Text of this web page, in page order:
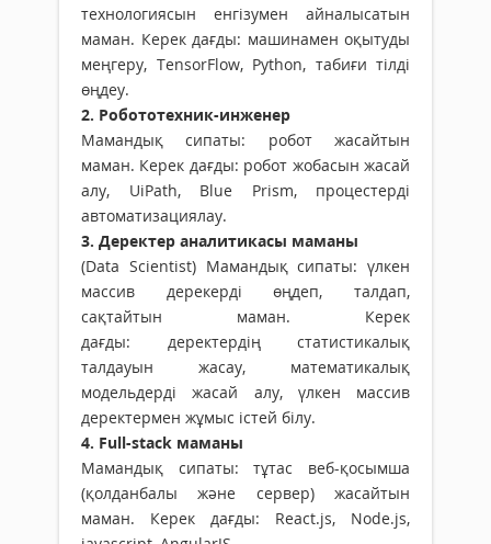
технологиясын енгізумен айналысатын
маман. Керек дағды: машинамен оқытуды
меңгеру, TensorFlow, Python, табиғи тілді
өңдеу.
2. Робототехник-инженер
Мамандық сипаты: робот жасайтын
маман. Керек дағды: робот жобасын жасай
алу, UiPath, Blue Prism, процестерді
автоматизациялау.
3. Деректер аналитикасы маманы
(Data Scientist) Мамандық сипаты: үлкен
массив дерекерді өңдеп, талдап,
сақтайтын маман. Керек
дағды: деректердің статистикалық
талдауын жасау, математикалық
модельдерді жасай алу, үлкен массив
деректермен жұмыс істей білу.
4. Full-stack маманы
Мамандық сипаты: тұтас веб-қосымша
(қолданбалы және сервер) жасайтын
маман. Керек дағды: React.js, Node.js,